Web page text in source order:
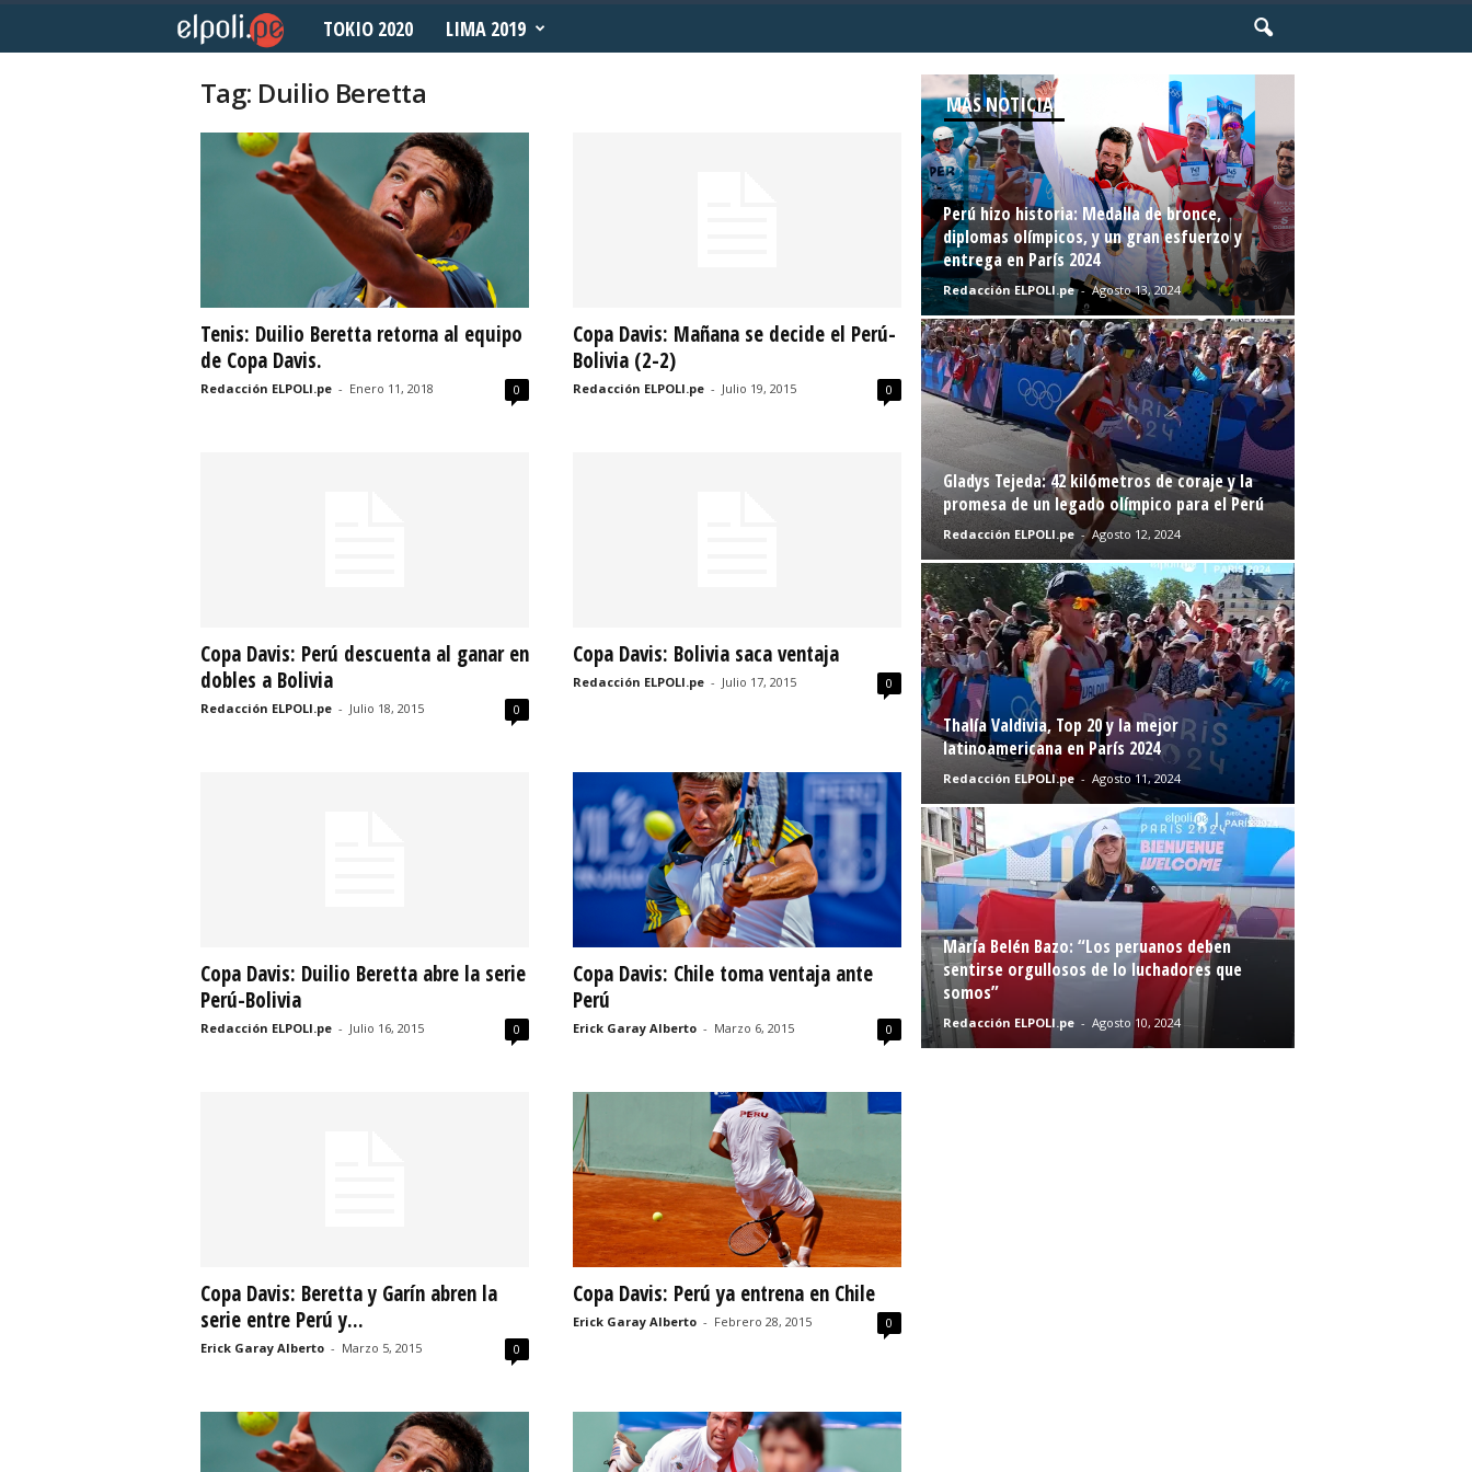
o
l
e
v
o
TOKIO 2020 LIMA 2019
Tag: Duilio Beretta
Tenis: Duilio Beretta retorna al equipo
de Copa Davis.
Redacción ELPOLI.pe - Enero 11, 2018 0
Copa Davis: Mañana se decide el Perú-
Bolivia (2-2)
Redacción ELPOLI.pe - Julio 19, 2015 0
Copa Davis: Perú descuenta al ganar en
dobles a Bolivia
Redacción ELPOLI.pe - Julio 18, 2015 0
Copa Davis: Bolivia saca ventaja
Redacción ELPOLI.pe - Julio 17, 2015 0
Copa Davis: Duilio Beretta abre la serie
Perú-Bolivia
Redacción ELPOLI.pe - Julio 16, 2015 0
Copa Davis: Chile toma ventaja ante
Perú
Erick Garay Alberto - Marzo 6, 2015 0
Copa Davis: Beretta y Garín abren la
serie entre Perú y...
Erick Garay Alberto - Marzo 5, 2015 0
Copa Davis: Perú ya entrena en Chile
Erick Garay Alberto - Febrero 28, 2015 0
MÁS NOTICIAS
Perú hizo historia: Medalla de bronce,
diplomas olímpicos, y un gran esfuerzo y
entrega en París 2024
Redacción ELPOLI.pe - Agosto 13, 2024
Gladys Tejeda: 42 kilómetros de coraje y la
promesa de un legado olímpico para el Perú
Redacción ELPOLI.pe - Agosto 12, 2024
Thalía Valdivia, Top 20 y la mejor
latinoamericana en París 2024
Redacción ELPOLI.pe - Agosto 11, 2024
María Belén Bazo: “Los peruanos deben
sentirse orgullosos de lo luchadores que
somos”
Redacción ELPOLI.pe - Agosto 10, 2024